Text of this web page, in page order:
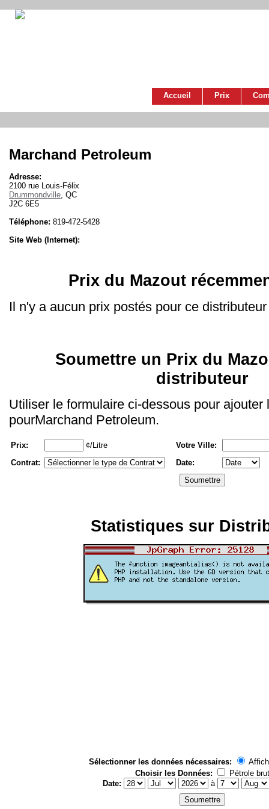
Accueil Prix
Marchand Petroleum
Adresse:
2100 rue Louis-Félix
Drummondville, QC
J2C 6E5
Téléphone: 819-472-5428
Site Web (Internet):
Prix du Mazout
Il n'y a aucun prix postés pour ce distributeur
Soumettre un Prix du
distributeur
Utiliser le formulaire ci-dessous pour ajouter
pourMarchand Petroleum.
Prix: ¢/Litre
Votre Ville:
Contrat:
Date:
Statistiques sur
Sélectionner les données nécessaires:
Choisir les Données:
Pétrole brut
Date:
à